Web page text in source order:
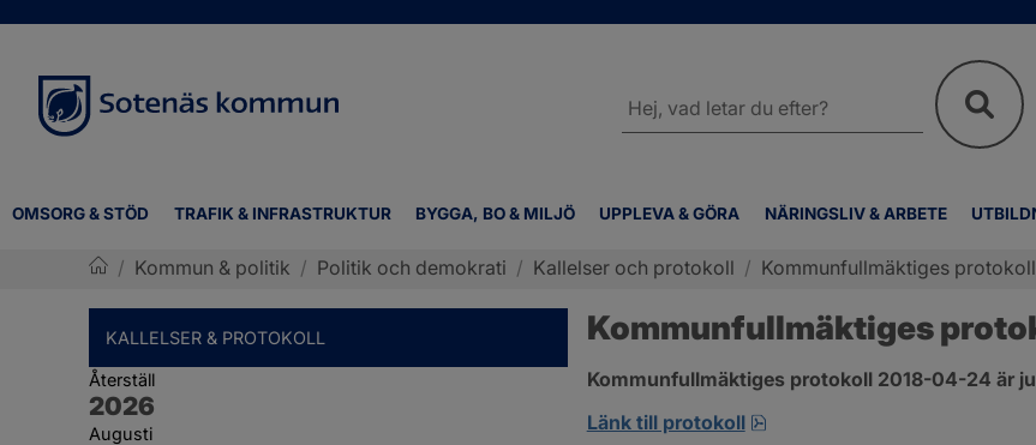
OMSORG & STÖD TRAFIK & INFRASTRUKTUR BYGGA, BO & MILJÖ UPPLEVA & GÖRA NÄRINGSLIV & ARBETE
webbplatsen
/ Kommun & politik / Politik och demokrati / Kallelser och protokoll / Kommunfullmäktiges
KALLELSER & PROTOKOLL
Återställ
År:
2026
Augusti
Kommunfullmäktiges
Kommunfullmäktiges protokoll 2018-04-24 är
Länk till protokoll
pdf, 2.9 MB, öppnas i nytt